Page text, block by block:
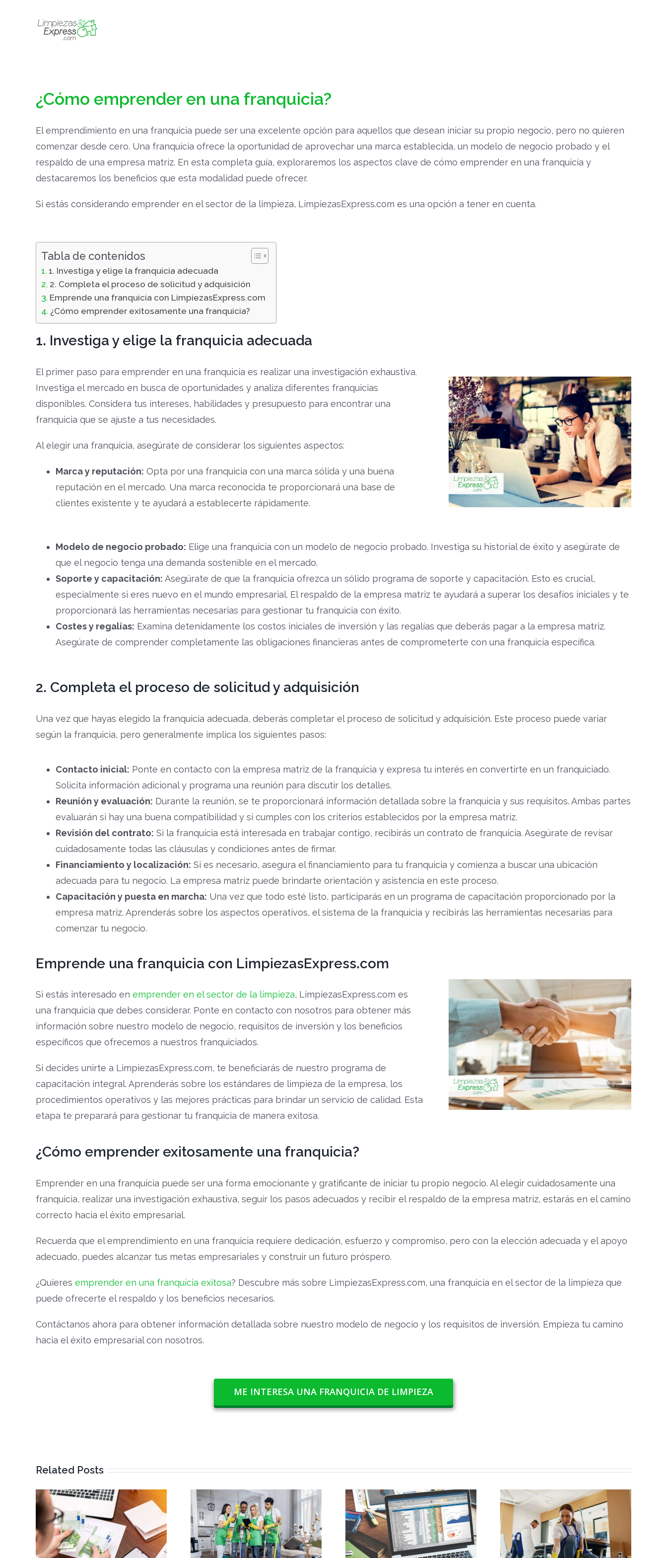
¿Cómo emprender en una franquicia?
El emprendimiento en una franquicia puede ser una excelente opción para aquellos que desean iniciar su propio negocio, pero no quieren
comenzar desde cero. Una franquicia ofrece la oportunidad de aprovechar una marca establecida, un modelo de negocio probado y el
respaldo de una empresa matriz. En esta completa guía, exploraremos los aspectos clave de cómo emprender en una franquicia y
destacaremos los beneficios que esta modalidad puede ofrecer.
Si estás considerando emprender en el sector de la limpieza, LimpiezasExpress.com es una opción a tener en cuenta.
Tabla de contenidos
1. Investiga y elige la franquicia adecuada
2. Completa el proceso de solicitud y adquisición
Emprende una franquicia con LimpiezasExpress.com
¿Cómo emprender exitosamente una franquicia?
1. Investiga y elige la franquicia adecuada
El primer paso para emprender en una franquicia es realizar una investigación exhaustiva.
Investiga el mercado en busca de oportunidades y analiza diferentes franquicias
disponibles. Considera tus intereses, habilidades y presupuesto para encontrar una
franquicia que se ajuste a tus necesidades.
Al elegir una franquicia, asegúrate de considerar los siguientes aspectos:
Marca y reputación: Opta por una franquicia con una marca sólida y una buena
reputación en el mercado. Una marca reconocida te proporcionará una base de
clientes existente y te ayudará a establecerte rápidamente.
Modelo de negocio probado: Elige una franquicia con un modelo de negocio probado. Investiga su historial de éxito y asegúrate de
que el negocio tenga una demanda sostenible en el mercado.
Soporte y capacitación: Asegúrate de que la franquicia ofrezca un sólido programa de soporte y capacitación. Esto es crucial,
especialmente si eres nuevo en el mundo empresarial. El respaldo de la empresa matriz te ayudará a superar los desafíos iniciales y te
proporcionará las herramientas necesarias para gestionar tu franquicia con éxito.
Costes y regalías: Examina detenidamente los costos iniciales de inversión y las regalías que deberás pagar a la empresa matriz.
Asegúrate de comprender completamente las obligaciones financieras antes de comprometerte con una franquicia específica.
2. Completa el proceso de solicitud y adquisición
Una vez que hayas elegido la franquicia adecuada, deberás completar el proceso de solicitud y adquisición. Este proceso puede variar
según la franquicia, pero generalmente implica los siguientes pasos:
Contacto inicial: Ponte en contacto con la empresa matriz de la franquicia y expresa tu interés en convertirte en un franquiciado.
Solicita información adicional y programa una reunión para discutir los detalles.
Reunión y evaluación: Durante la reunión, se te proporcionará información detallada sobre la franquicia y sus requisitos. Ambas partes
evaluarán si hay una buena compatibilidad y si cumples con los criterios establecidos por la empresa matriz.
Revisión del contrato: Si la franquicia está interesada en trabajar contigo, recibirás un contrato de franquicia. Asegúrate de revisar
cuidadosamente todas las cláusulas y condiciones antes de firmar.
Financiamiento y localización: Si es necesario, asegura el financiamiento para tu franquicia y comienza a buscar una ubicación
adecuada para tu negocio. La empresa matriz puede brindarte orientación y asistencia en este proceso.
Capacitación y puesta en marcha: Una vez que todo esté listo, participarás en un programa de capacitación proporcionado por la
empresa matriz. Aprenderás sobre los aspectos operativos, el sistema de la franquicia y recibirás las herramientas necesarias para
comenzar tu negocio.
Emprende una franquicia con LimpiezasExpress.com
Si estás interesado en emprender en el sector de la limpieza, LimpiezasExpress.com es
una franquicia que debes considerar. Ponte en contacto con nosotros para obtener más
información sobre nuestro modelo de negocio, requisitos de inversión y los beneficios
específicos que ofrecemos a nuestros franquiciados.
Si decides unirte a LimpiezasExpress.com, te beneficiarás de nuestro programa de
capacitación integral. Aprenderás sobre los estándares de limpieza de la empresa, los
procedimientos operativos y las mejores prácticas para brindar un servicio de calidad. Esta
etapa te preparará para gestionar tu franquicia de manera exitosa.
¿Cómo emprender exitosamente una franquicia?
Emprender en una franquicia puede ser una forma emocionante y gratificante de iniciar tu propio negocio. Al elegir cuidadosamente una
franquicia, realizar una investigación exhaustiva, seguir los pasos adecuados y recibir el respaldo de la empresa matriz, estarás en el camino
correcto hacia el éxito empresarial.
Recuerda que el emprendimiento en una franquicia requiere dedicación, esfuerzo y compromiso, pero con la elección adecuada y el apoyo
adecuado, puedes alcanzar tus metas empresariales y construir un futuro próspero.
¿Quieres emprender en una franquicia exitosa? Descubre más sobre LimpiezasExpress.com, una franquicia en el sector de la limpieza que
puede ofrecerte el respaldo y los beneficios necesarios.
Contáctanos ahora para obtener información detallada sobre nuestro modelo de negocio y los requisitos de inversión. Empieza tu camino
hacia el éxito empresarial con nosotros.
ME INTERESA UNA FRANQUICIA DE LIMPIEZA
Related Posts
¿Cómo gestionar
equipos de limpieza a
¿Por qué usar un CRM
en tu empresa de
¿Cómo abrir una nueva
delegación de tu